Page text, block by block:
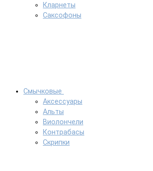
Кларнеты
Саксофоны
Смычковые
Аксессуары
Альты
Виолончели
Контрабасы
Скрипки